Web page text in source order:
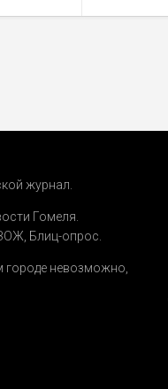
журнал.
Гомеля.
Блиц-опрос
городе невозможно,